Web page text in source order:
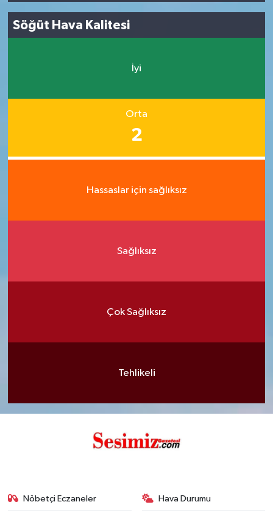
Söğüt Hava Kalitesi
İyi
Orta
2
Hassaslar için sağlıksız
Sağlıksız
Çok Sağlıksız
Tehlikeli
Nöbetçi Eczaneler Hava Durumu